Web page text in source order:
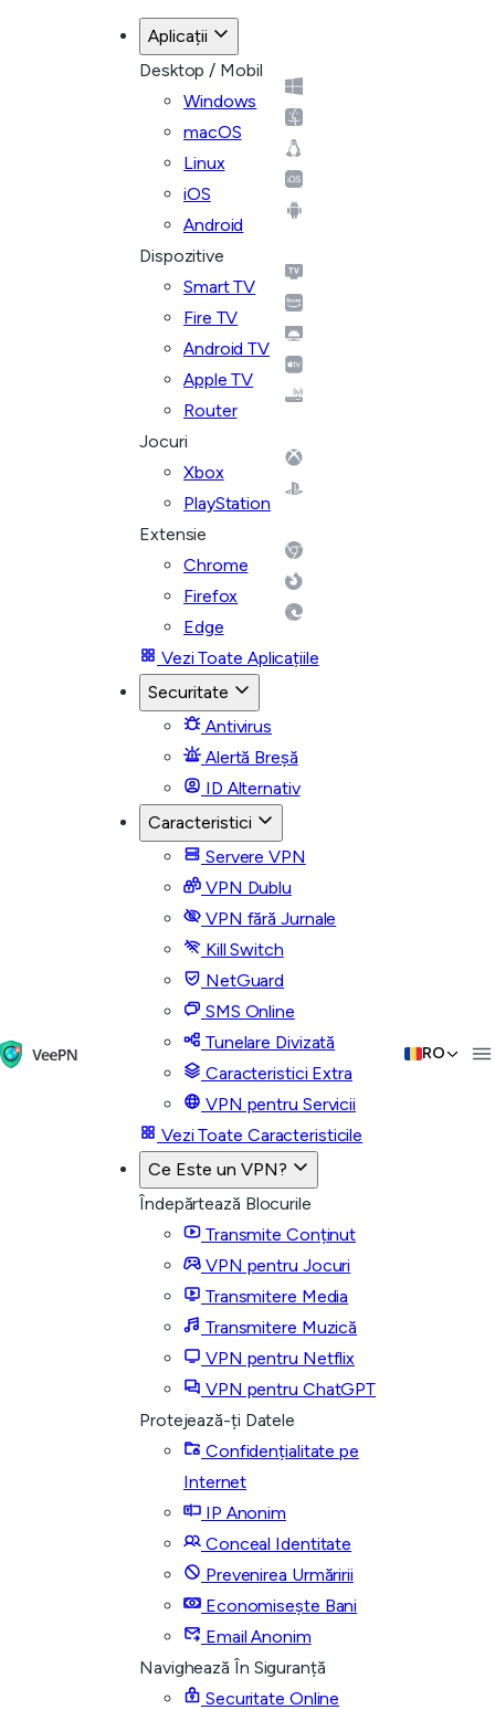
Aplicații
Desktop / Mobil
Windows
macOS
Linux
iOS
Android
Dispozitive
Smart TV
Fire TV
Android TV
Apple TV
Router
Jocuri
Xbox
PlayStation
Extensie
Chrome
Firefox
Edge
Vezi Toate Aplicațiile
Securitate
Antivirus
Alertă Breșă
ID Alternativ
Caracteristici
Servere VPN
VPN Dublu
VPN fără Jurnale
Kill Switch
NetGuard
SMS Online
Tunelare Divizată
Caracteristici Extra
VPN pentru Servicii
Vezi Toate Caracteristicile
Ce Este un VPN?
Îndepărtează Blocurile
Transmite Conținut
VPN pentru Jocuri
Transmitere Media
Transmitere Muzică
VPN pentru Netflix
VPN pentru ChatGPT
Protejează-ți Datele
Confidențialitate pe
Internet
IP Anonim
Conceal Identitate
Prevenirea Urmăririi
Economisește Bani
Email Anonim
Navighează În Siguranță
Securitate Online
RO